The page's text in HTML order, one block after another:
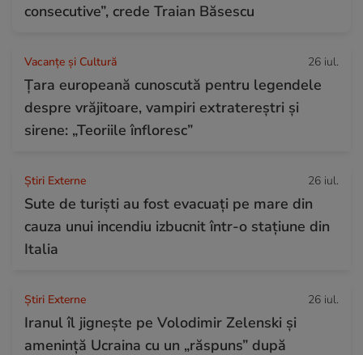
consecutive”, crede Traian Băsescu
Vacanțe și Cultură 26 iul.
Țara europeană cunoscută pentru legendele
despre vrăjitoare, vampiri extratereștri și
sirene: „Teoriile înfloresc”
Știri Externe 26 iul.
Sute de turiști au fost evacuați pe mare din
cauza unui incendiu izbucnit într-o stațiune din
Italia
Știri Externe 26 iul.
Iranul îl jignește pe Volodimir Zelenski și
amenință Ucraina cu un „răspuns” după